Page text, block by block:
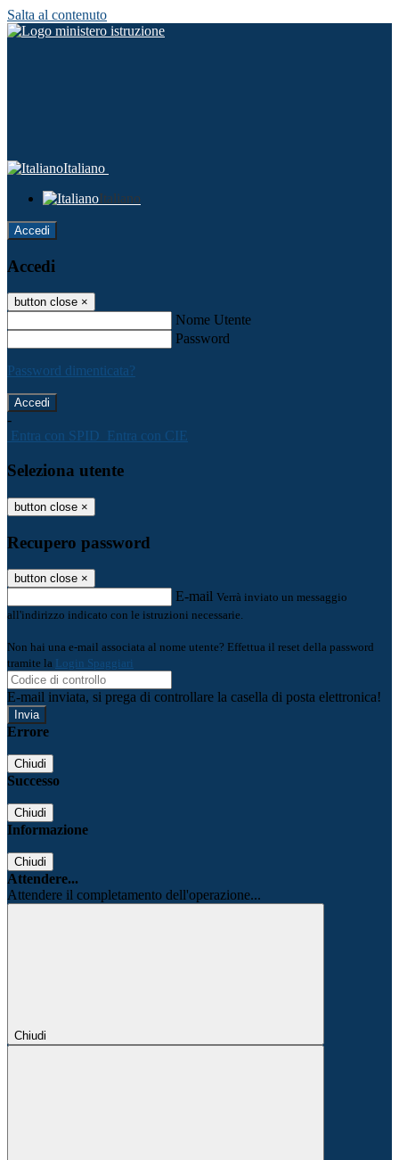
Salta al contenuto
Italiano
Italiano
Accedi
Accedi
button close ×
Nome Utente
Password
Password dimenticata?
-
Entra con SPID Entra con CIE
Seleziona utente
button close ×
Recupero password
button close ×
E-mail Verrà inviato un messaggio
all'indirizzo indicato con le istruzioni necessarie.
Non hai una e-mail associata al nome utente? Effettua il reset della password
tramite la Login Spaggiari
E-mail inviata, si prega di controllare la casella di posta elettronica!
Errore
Chiudi
Successo
Chiudi
Informazione
Chiudi
Attendere...
Attendere il completamento dell'operazione...
Chiudi